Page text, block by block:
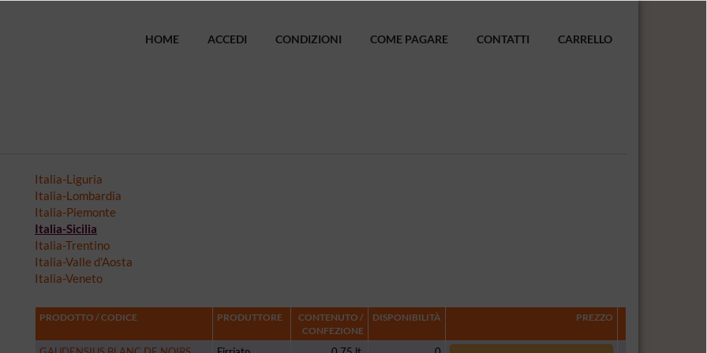
HOME ACCEDI CONDIZIONI COME PAGARE CONTATTI CARRELLO
Italia-Liguria
Italia-Lombardia
Italia-Piemonte
Italia-Sicilia
Italia-Trentino
Italia-Valle d'Aosta
Italia-Veneto
PRODOTTO / CODICE PRODUTTORE
CONTENUTO /
CONFEZIONE
DISPONIBILITÀ PREZZO